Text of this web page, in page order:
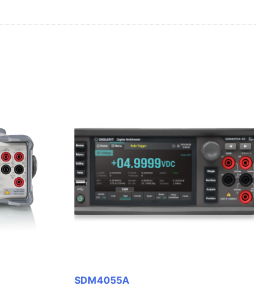
SDM4055A